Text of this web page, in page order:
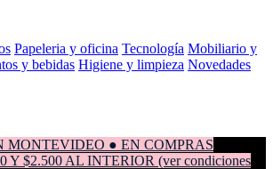
Papeleria y oficina Tecnología Mobiliario y
y bebidas Higiene y limpieza Novedades
MONTEVIDEO ● EN COMPRAS
Y $2.500 AL INTERIOR (ver condiciones